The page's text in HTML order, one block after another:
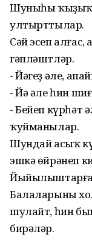
Шуныһы ҡыҙыҡ
ултырттылар.
Сәй эсеп
гәпләштләр.
- Йәгеҙ әле,
- Йә әле һин
- Бейеп күрһәт
ҡуйманылар.
Шундай асыҡ
эшкә өйрәнеп
Йыйылыштарға
Балаларының
шулайт, һин
бирәләр.